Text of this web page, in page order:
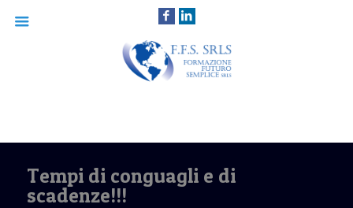
Tempi di conguagli e di
scadenze!!!